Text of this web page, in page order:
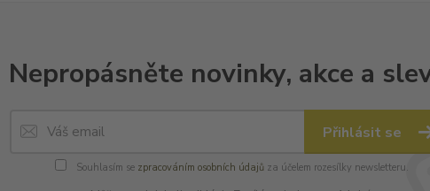
Nepropásněte novinky, akce a
Přihlásit se
Souhlasím se zpracováním osobních údajůza účelem rozesílky newsletteru.